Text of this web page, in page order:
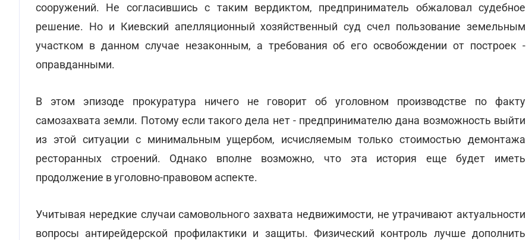
сооружений. Не согласившись с таким вердиктом, предприниматель обжаловал судебное
решение. Но и Киевский апелляционный хозяйственный суд счел пользование земельным
участком в данном случае незаконным, а требования об его освобождении от построек -
оправданными.
В этом эпизоде прокуратура ничего не говорит об уголовном производстве по факту
самозахвата земли. Потому если такого дела нет - предпринимателю дана возможность выйти
из этой ситуации с минимальным ущербом, исчисляемым только стоимостью демонтажа
ресторанных строений. Однако вполне возможно, что эта история еще будет иметь
продолжение в уголовно-правовом аспекте.
Учитывая нередкие случаи самовольного захвата недвижимости, не утрачивают актуальности
вопросы антирейдерской профилактики и защиты. Физический контроль лучше дополнить